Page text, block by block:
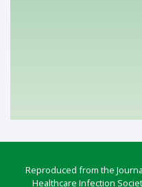
Reproduced from the
Healthcare Infection